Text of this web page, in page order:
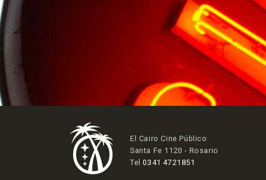
El Cairo Cine Público
Santa Fe 1120 - Rosario
Tel0341 4721851